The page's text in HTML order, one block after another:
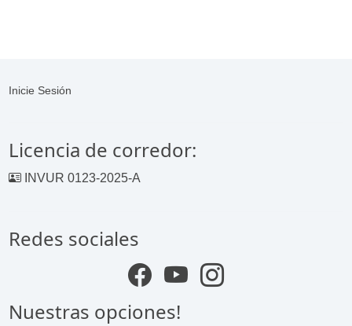
Inicie Sesión
Licencia de corredor:
INVUR 0123-2025-A
Redes sociales
Nuestras opciones!